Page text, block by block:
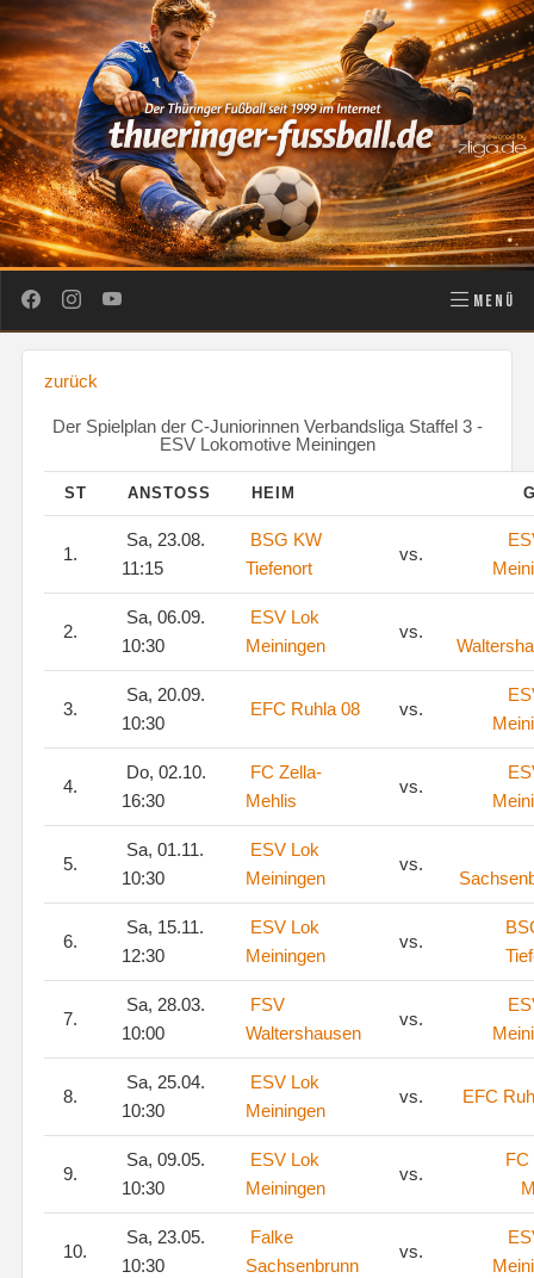
MENÜ
zurück
Der Spielplan der C-Juniorinnen Verbandsliga Staffel 3 -
ESV Lokomotive Meiningen
ST ANSTOSS HEIM
1.
Sa, 23.08.
11:15
BSG KW
Tiefenort
vs.
2.
Sa, 06.09.
10:30
ESV Lok
Meiningen
vs.
3.
Sa, 20.09.
10:30
EFC Ruhla 08 vs.
4.
Do, 02.10.
16:30
FC Zella-
Mehlis
vs.
5.
Sa, 01.11.
10:30
ESV Lok
Meiningen
vs.
6.
Sa, 15.11.
12:30
ESV Lok
Meiningen
vs.
7.
Sa, 28.03.
10:00
FSV
Waltershausen
vs.
8.
Sa, 25.04.
10:30
ESV Lok
Meiningen
vs. EFC
9.
Sa, 09.05.
10:30
ESV Lok
Meiningen
vs.
FC
10.
Sa, 23.05.
10:30
Falke
Sachsenbrunn
vs.